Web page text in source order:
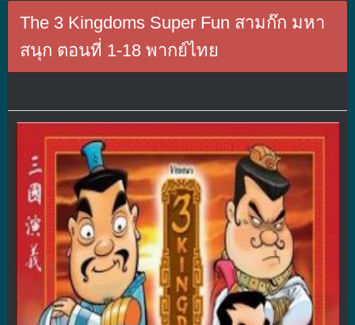
The 3 Kingdoms Super Fun สามก๊ก มหา
สนุก ตอนที่ 1-18 พากย์ไทย